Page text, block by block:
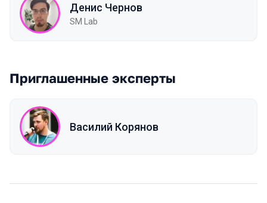
Денис Чернов
SM Lab
Приглашенные эксперты
Василий Корянов